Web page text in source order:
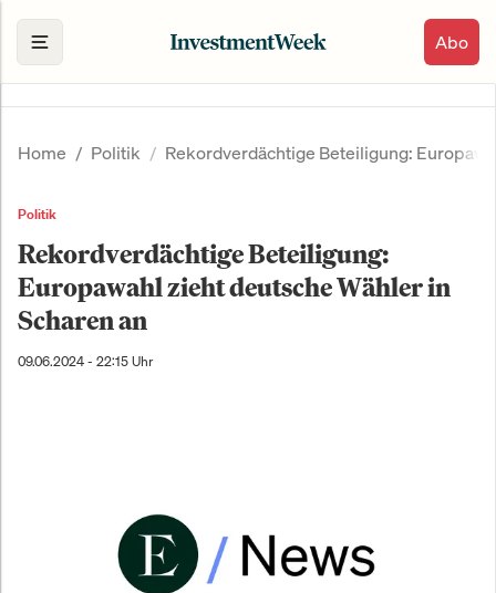
Abo
Home Politik Rekordverdächtige Beteiligung:
Politik
Rekordverdächtige Beteiligung:
Europawahl zieht deutsche Wähler in
Scharen an
09.06.2024 - 22:15 Uhr